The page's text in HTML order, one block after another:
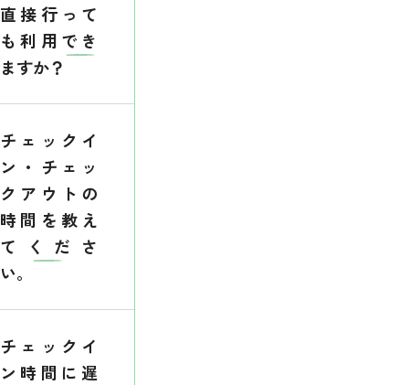
直接行って
も利用でき
ますか？
チェックイ
ン・チェッ
クアウトの
時間を教え
てくださ
い。
チェックイ
ン時間に遅